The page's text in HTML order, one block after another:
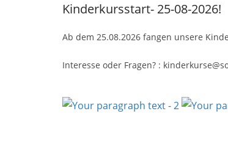
Kinderkursstart- 25-08-2026!
Ab dem 25.08.2026 fangen unsere
Interesse oder Fragen? :